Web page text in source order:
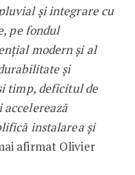
și integrare cu
pe fondul
modern și al
și
timp, deficitul de
instalarea și
afirmat Olivier